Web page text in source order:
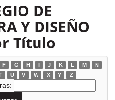
DE
Y DISEÑO
Título
F G H I J K L M
N
U V W X Y Z